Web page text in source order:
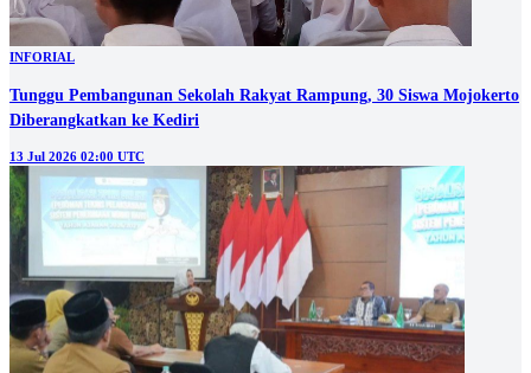
INFORIAL
Tunggu Pembangunan Sekolah Rakyat Rampung, 30 Siswa Mojokerto
Diberangkatkan ke Kediri
13 Jul 2026 02:00 UTC